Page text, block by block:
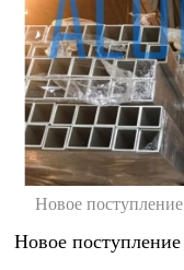
Новое
Новое